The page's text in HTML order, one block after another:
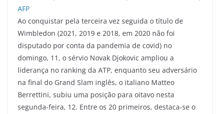
Ao conquistar pela terceira vez seguida o título de
Wimbledon (2021, 2019 e 2018, em 2020 não foi
disputado por conta da pandemia de covid) no
domingo, 11, o sérvio Novak Djokovic ampliou a
liderança no ranking da ATP, enquanto seu adversário
na final do Grand Slam inglês, o italiano Matteo
Berrettini, subiu uma posição para oitavo nesta
segunda-feira, 12. Entre os 20 primeiros, destaca-se o